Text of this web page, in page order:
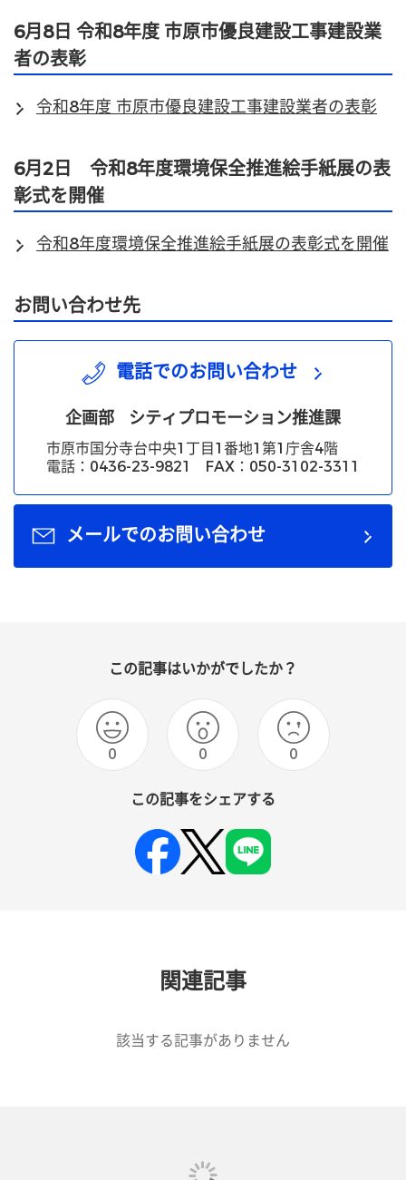
6月8日 令和8年度 市原市優良建設工事建設業
者の表彰
令和8年度 市原市優良建設工事建設業者の表彰
6月2日 令和8年度環境保全推進絵手紙展の表
彰式を開催
令和8年度環境保全推進絵手紙展の表彰式を開催
お問い合わせ先
電話でのお問い合わせ
企画部 シティプロモーション推進課
市原市国分寺台中央1丁目1番地1第1庁舎4階
電話：0436-23-9821 FAX：050-3102-3311
メールでのお問い合わせ
この記事はいかがでしたか？
0 0 0
この記事をシェアする
関連記事
該当する記事がありません